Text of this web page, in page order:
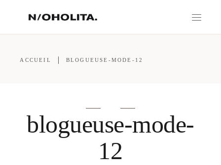
ACCUEIL BLOGUEUSE-MODE-12
blogueuse-mode-
12